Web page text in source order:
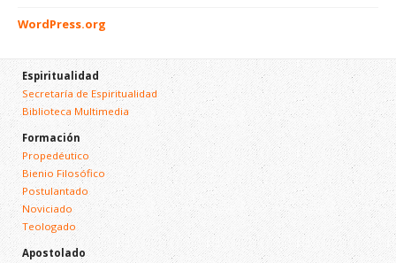
WordPress.org
Espiritualidad
Secretaría de Espiritualidad
Biblioteca Multimedia
Formación
Propedéutico
Bienio Filosófico
Postulantado
Noviciado
Teologado
Apostolado